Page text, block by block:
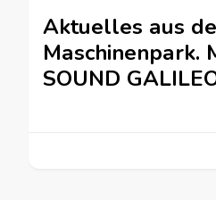
Aktuelles aus
Maschinenpark.
SOUND